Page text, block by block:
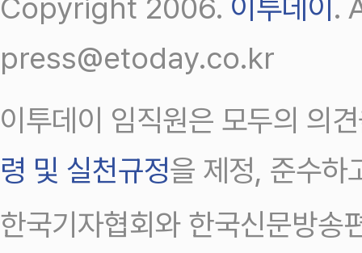
Copyright 2006. 이투데이 .
press@etoday.co.kr
이투데이 임직원은 모두의 의
령 및 실천규정을 제정, 준수하
한국기자협회와 한국신문방송